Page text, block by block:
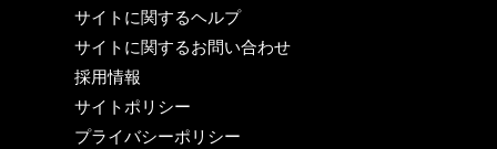
サイトに関するヘルプ
サイトに関するお問い合わせ
採用情報
サイトポリシー
プライバシーポリシー